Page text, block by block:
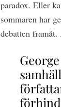
paradox. Eller
sommaren har
debatten